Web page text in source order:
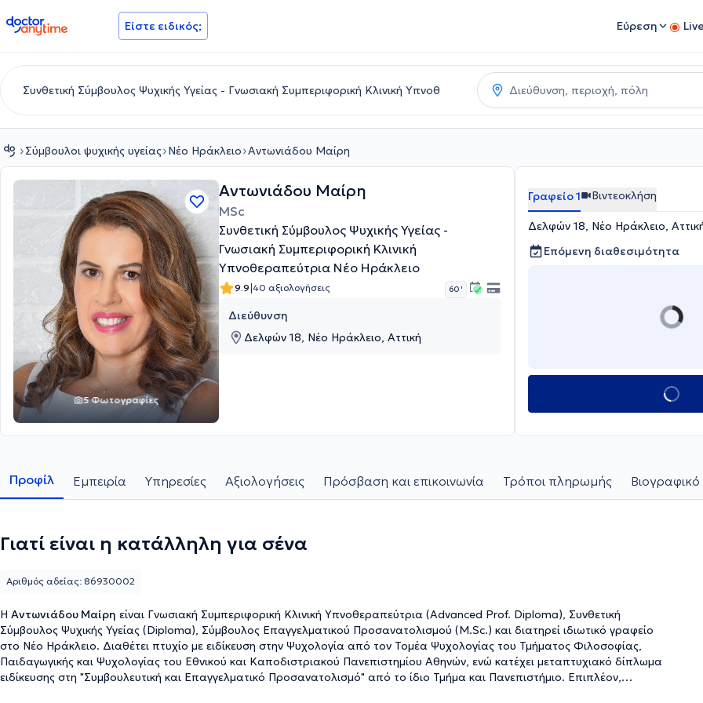
doctoranytime Είστε ειδικός; Εύρεση
Σύμβουλοι ψυχικής υγείας Νέο Ηράκλειο Αντωνιάδου Μαίρη
5 Φωτογραφίες
Αντωνιάδου Μαίρη
MSc
Συνθετική Σύμβουλος Ψυχικής Υγείας -
Γνωσιακή Συμπεριφορική Κλινική
Υπνοθεραπεύτρια Νέο Ηράκλειο
9.9|40 αξιολογήσεις 60 '
Διεύθυνση
Δελφών 18, Νέο Ηράκλειο, Αττική
Γραφείο 1 Βιντεοκλήση
Δελφών 18, Νέο Ηράκλειο,
Επόμενη διαθεσιμότητα
Προφίλ Εμπειρία Υπηρεσίες Αξιολογήσεις Πρόσβαση και επικοινωνία Τρόποι πληρωμής
Γιατί είναι η κατάλληλη για σένα
H Αντωνιάδου Μαίρη είναι Γνωσιακή Συμπεριφορική Κλινική Υπνοθεραπεύτρια (Advanced Prof. Diploma), Συνθετική
Σύμβουλος Ψυχικής Υγείας (Diploma), Σύμβουλος Επαγγελματικού Προσανατολισμού (M.Sc.) και διατηρεί ιδιωτικό γραφείο
στο Νέο Ηράκλειο. Διαθέτει πτυχίο με ειδίκευση στην Ψυχολογία από τον Τομέα Ψυχολογίας του Τμήματος Φιλοσοφίας,
Παιδαγωγικής και Ψυχολογίας του Εθνικού και Καποδιστριακού Πανεπιστημίου Αθηνών, ενώ κατέχει μεταπτυχιακό δίπλωμα
ειδίκευσης στη "Συμβουλευτική και Επαγγελματικό Προσανατολισμό" από το ίδιο Τμήμα και Πανεπιστήμιο. Επιπλέον,
Αριθμός αδείας: 86930002